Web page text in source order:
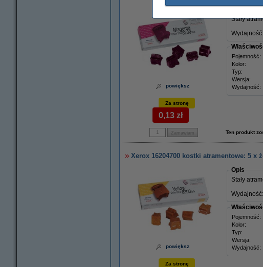
powiększ
Stały
Wydajność:
Pojemność:
Kolor:
Typ:
Wersja:
Wydajność:
Za stronę
0,13 zł
Ten produkt
Xerox 16204700 kostki atramentowe: 5 x
powiększ
Opis
Stały
Wydajność:
Pojemność:
Kolor:
Typ:
Wersja:
Wydajność:
Za stronę